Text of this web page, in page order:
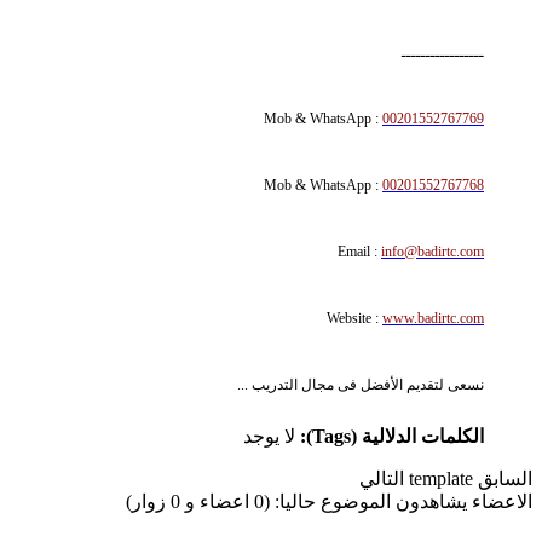
Mob & WhatsApp : 00201552767769
Mob & WhatsApp : 00201552767768
Email : info@badirtc.com
Website : www.badirtc.com
نسعى لتقديم الأفضل فى مجال التدريب ...
الكلمات الدلالية (Tags): لا يوجد
السابق template التالي
الاعضاء يشاهدون الموضوع حاليا: (0 اعضاء و 0 زوار)